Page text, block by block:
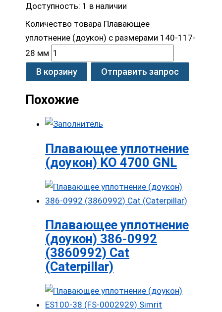
Доступность: 1 в наличии
Количество товара Плавающее
уплотнение (доукон) с размерами 140-117-
28 мм
В корзину Отправить запрос
Похожие
Плавающее уплотнение
(доукон) KO 4700 GNL
Плавающее уплотнение
(доукон) 386-0992
(3860992) Cat
(Caterpillar)